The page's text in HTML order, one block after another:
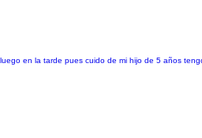
en la tarde pues cuido de mi hijo de 5 años